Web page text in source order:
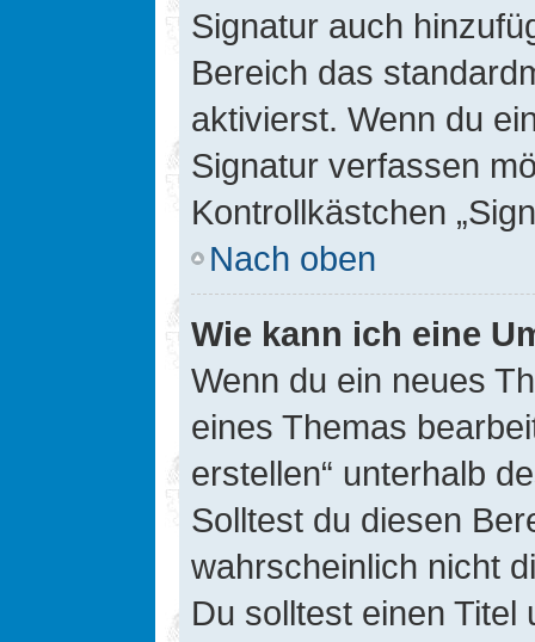
Signatur auch
Bereich das
aktivierst. Wenn du
Signatur verfassen
Kontrollkästchen
Nach oben
Wie kann ich eine
Wenn du ein neues
eines Themas
erstellen“ unterhalb
Solltest du diesen
wahrscheinlich nicht
Du solltest einen